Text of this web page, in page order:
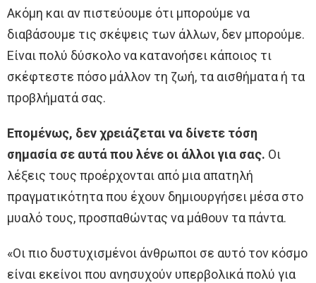
Ακόμη και αν πιστεύουμε ότι μπορούμε να
διαβάσουμε τις σκέψεις των άλλων, δεν μπορούμε.
Είναι πολύ δύσκολο να κατανοήσει κάποιος τι
σκέφτεστε πόσο μάλλον τη ζωή, τα αισθήματα ή τα
προβλήματά σας.
Επομένως, δεν χρειάζεται να δίνετε τόση
σημασία σε αυτά που λένε οι άλλοι για σας. Οι
λέξεις τους προέρχονται από μια απατηλή
πραγματικότητα που έχουν δημιουργήσει μέσα στο
μυαλό τους, προσπαθώντας να μάθουν τα πάντα.
«Οι πιο δυστυχισμένοι άνθρωποι σε αυτό τον κόσμο
είναι εκείνοι που ανησυχούν υπερβολικά πολύ για